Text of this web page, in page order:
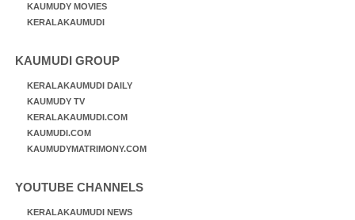
KAUMUDY MOVIES
KERALAKAUMUDI
KAUMUDI GROUP
KERALAKAUMUDI DAILY
KAUMUDY TV
KERALAKAUMUDI.COM
KAUMUDI.COM
KAUMUDYMATRIMONY.COM
YOUTUBE CHANNELS
KERALAKAUMUDI NEWS